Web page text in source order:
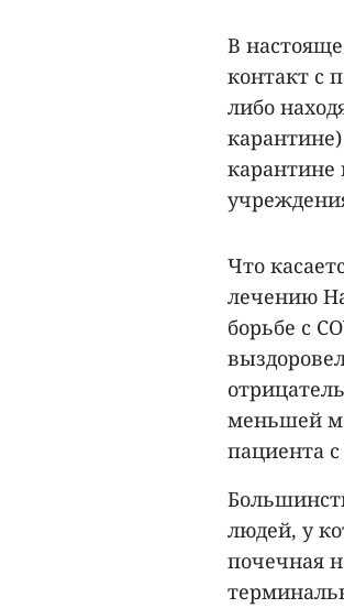
В
контакт с
либо
карантине
Что
лечению
борьбе с
меньшей
пациента
людей, у
почечная